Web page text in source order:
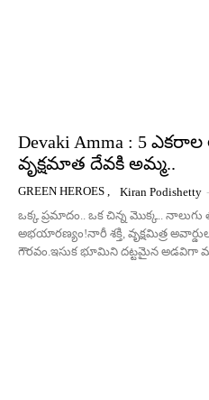
Devaki Amma : 5
వృక్షమాత దేవకి అమ్మ..
GREEN HEROES , Kiran Podishetty -
ఒక్క ప్రమాదం.. ఒక చిన్న మొక్క.. నాలుగు
అభయారణ్యం!నారీ శక్తి, వృక్షమిత్ర అవార్డుల
గౌరవం.ఇసుక భూమిని దట్టమైన అడవిగా